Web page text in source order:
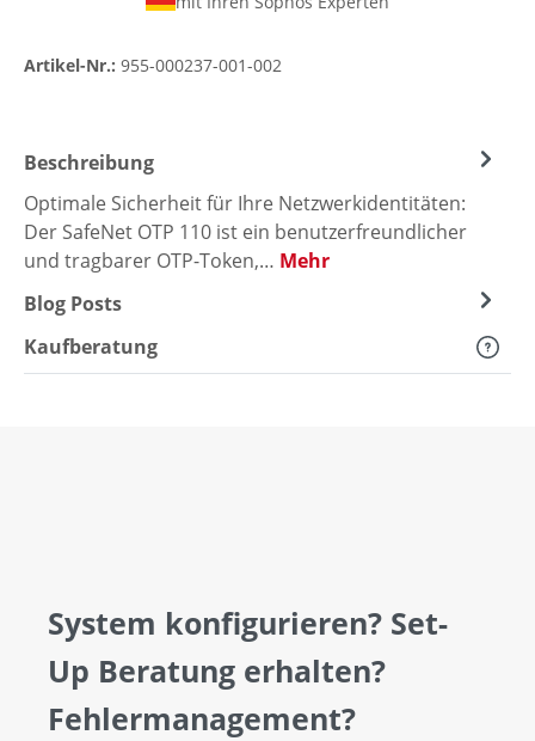
Artikel-Nr.: 955-000237-001-002
Beschreibung
Optimale Sicherheit für Ihre Netzwerkidentitäten:
Der SafeNet OTP 110 ist ein benutzerfreundlicher
und tragbarer OTP-Token,… Mehr
Blog Posts
Kaufberatung
System konfigurieren? Set-
Up Beratung erhalten?
Fehlermanagement?